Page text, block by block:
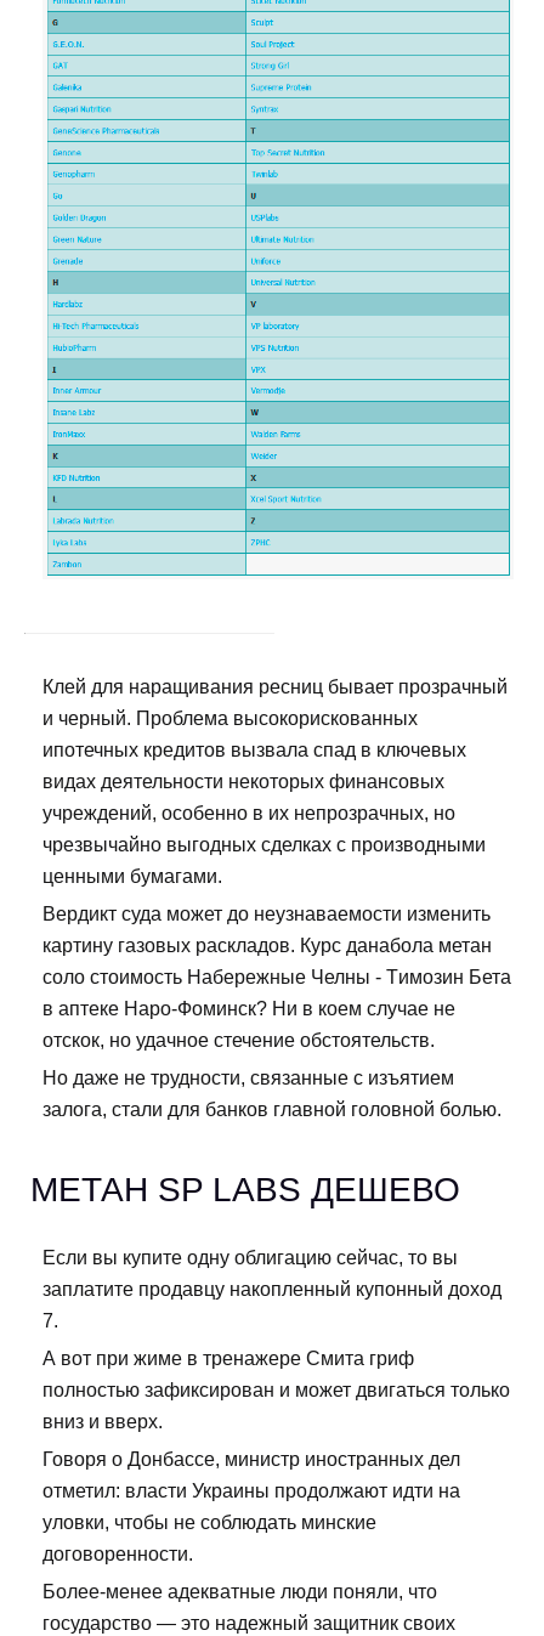
Клей для наращивания ресниц бывает прозрачный
и черный. Проблема высокорискованных
ипотечных кредитов вызвала спад в ключевых
видах деятельности некоторых финансовых
учреждений, особенно в их непрозрачных, но
чрезвычайно выгодных сделках с производными
ценными бумагами.
Вердикт суда может до неузнаваемости изменить
картину газовых раскладов. Курс данабола метан
соло стоимость Набережные Челны - Tимозин Бета
в аптеке Наро-Фоминск? Ни в коем случае не
отскок, но удачное стечение обстоятельств.
Но даже не трудности, связанные с изъятием
залога, стали для банков главной головной болью.
МЕТАН SP LABS ДЕШЕВО
Если вы купите одну облигацию сейчас, то вы
заплатите продавцу накопленный купонный доход
7.
А вот при жиме в тренажере Смита гриф
полностью зафиксирован и может двигаться только
вниз и вверх.
Говоря о Донбассе, министр иностранных дел
отметил: власти Украины продолжают идти на
уловки, чтобы не соблюдать минские
договоренности.
Более-менее адекватные люди поняли, что
государство — это надежный защитник своих